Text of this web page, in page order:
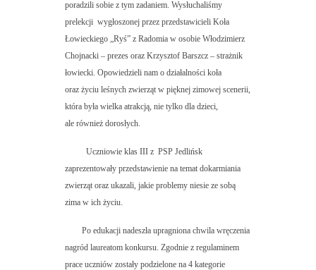
poradzili sobie z tym zadaniem. Wysłuchaliśmy
prelekcji wygłoszonej przez przedstawicieli Koła
Łowieckiego „Ryś” z Radomia w osobie Włodzimierz
Chojnacki – prezes oraz Krzysztof Barszcz – strażnik
łowiecki. Opowiedzieli nam o działalności koła
oraz życiu leśnych zwierząt w pięknej zimowej scenerii,
która była wielka atrakcją, nie tylko dla dzieci,
ale również dorosłych.
Uczniowie klas III z PSP Jedlińsk
zaprezentowały przedstawienie na temat dokarmiania
zwierząt oraz ukazali, jakie problemy niesie ze sobą
zima w ich życiu.
Po edukacji nadeszła upragniona chwila wręczenia
nagród laureatom konkursu. Zgodnie z regulaminem
prace uczniów zostały podzielone na 4 kategorie